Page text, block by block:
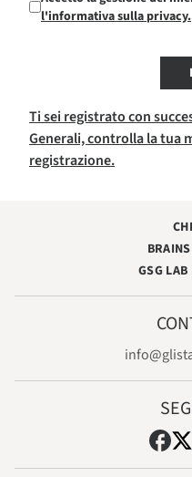
l'informativa sulla privacy.
Ti sei registrato con
Generali, controlla la tua
registrazione.
GSG